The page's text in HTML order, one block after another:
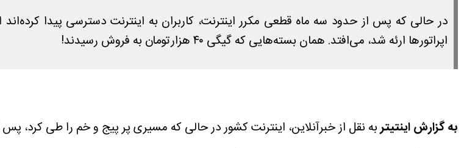
در حالی که پس از حدود سه ماه قطعی مکرر اینترنت، کاربران به اینترنت دسترسی پیدا
اپراتورها ارئه شد، می‌افتد. همان بسته‌هایی که گیگی ۴۰ هزارتومان به فروش رسیدند!
به گزارش اینتیتربه نقل از خبرآنلاین، اینترنت کشور در حالی که مسیری پر پیج و خم را طی